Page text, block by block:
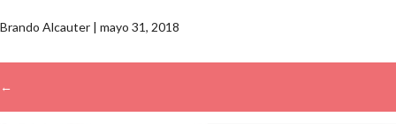
Brando Alcauter | mayo 31, 2018
←